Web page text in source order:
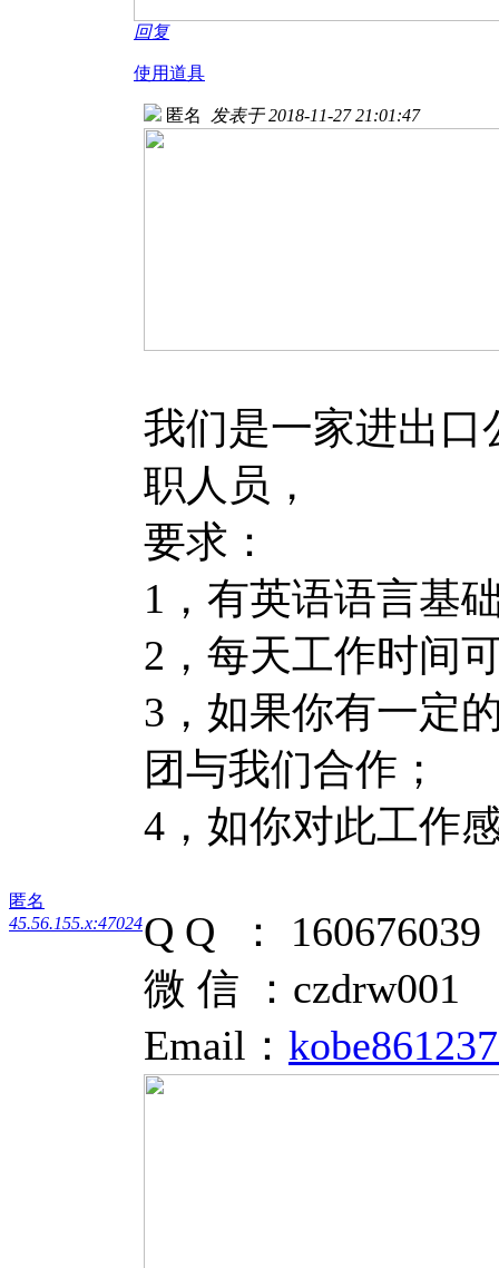
回复
使用道具
匿名
45.56.155.x:47024
匿名 发表于 2018-11-27 21:01:47
我们是一家进出口
职人员，
要求：
1，有英语语言基
2，每天工作时间
3，如果你有一定
团与我们合作；
4，如你对此工作
Q Q ： 160676039
微 信 ：czdrw001
Email：